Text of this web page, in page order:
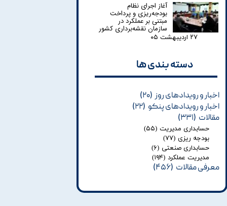
آغاز اجرای نظام
بودجه‌ریزی و پرداخت
مبتنی بر عملکرد در
سازمان نقشه‌برداری کشور
۲۷ اردیبهشت ۰۵
دسته بندی ها​​​​​​​
اخبار و رویدادهای روز (۲۰)
اخبار و رویدادهای پنکو (۲۲)
مقالات (۳۳۱)
حسابداری مدیریت (۵۵)
بودجه ریزی (۷۷)
حسابداری صنعتی (۶)
مدیریت عملکرد (۱۹۴)
معرفی مقالات (۴۵۶)